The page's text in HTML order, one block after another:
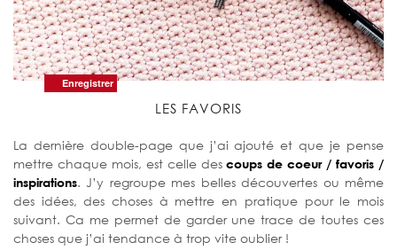
LES FAVORIS
La dernière double-page que j’ai ajouté et que je pense
mettre chaque mois, est celle descoups de coeur / favoris /
inspirations. J’y regroupe mes belles découvertes ou même
des idées, des choses à mettre en pratique pour le mois
suivant. Ca me permet de garder une trace de toutes ces
choses que j’ai tendance à trop vite oublier !
Enregistrer
Enregistrer
Enregistrer
Enregistrer
Enregistrer
Enregistrer
Enregistrer
Enregistrer
Enregistrer
Enregistrer